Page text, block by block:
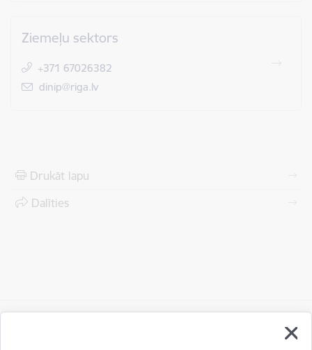
Ziemeļu sektors
+371 67026382
E-pasts:
dinip@riga.lv
Drukāt lapu
Dalīties